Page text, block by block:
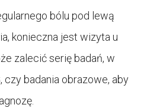
bólu pod lewą
konieczna jest wizyta u
zalecić serię badań, w
czy badania obrazowe, aby